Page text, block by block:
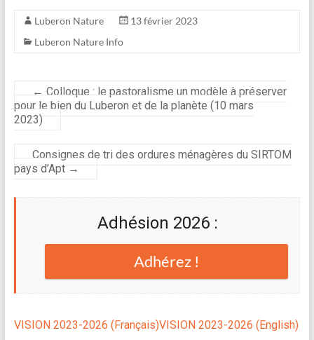
Luberon Nature
13 février 2023
Luberon Nature Info
← Colloque : le pastoralisme un modèle à préserver
pour le bien du Luberon et de la planète (10 mars
2023)
Consignes de tri des ordures ménagères du SIRTOM
pays d’Apt →
Adhésion 2026 :
Adhérez !
VISION 2023-2026 (Français)VISION 2023-2026 (English)